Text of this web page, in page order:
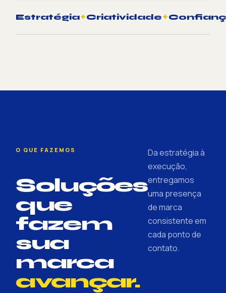
Estratégia✦Criatividade✦
O QUE FAZEMOS
Soluções
que
fazem
sua
marca
avançar.
Da estratégia à
execução,
entregamos
uma presença
de marca
consistente em
cada ponto de
contato.